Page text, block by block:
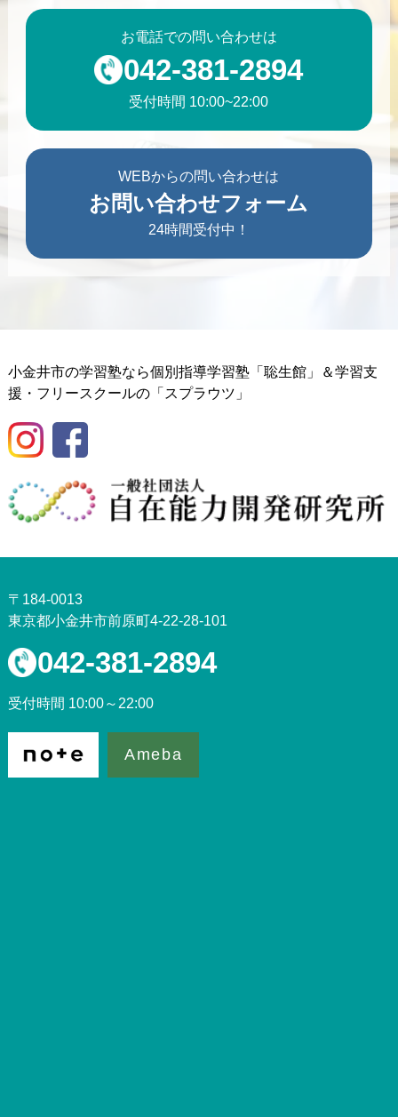
お電話での問い合わせは
042-381-2894
受付時間 10:00~22:00
WEBからの問い合わせは
お問い合わせフォーム
24時間受付中！
小金井市の学習塾なら個別指導学習塾「聡生館」＆学習支
援・フリースクールの「スプラウツ」
〒184-0013
東京都小金井市前原町4-22-28-101
042-381-2894
受付時間 10:00～22:00
Ameba